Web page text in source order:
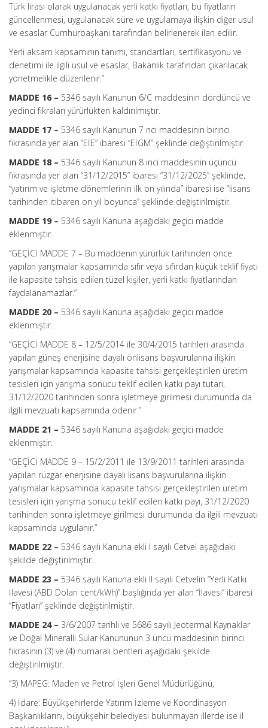
Türk lirası olarak uygulanacak yerli katkı fiyatları, bu fiyatların
güncellenmesi, uygulanacak süre ve uygulamaya ilişkin diğer usul
ve esaslar Cumhurbaşkanı tarafından belirlenerek ilan edilir.
Yerli aksam kapsamının tanımı, standartları, sertifikasyonu ve
denetimi ile ilgili usul ve esaslar, Bakanlık tarafından çıkarılacak
yönetmelikle düzenlenir.”
MADDE 16 – 5346 sayılı Kanunun 6/C maddesinin dördüncü ve
yedinci fıkraları yürürlükten kaldırılmıştır.
MADDE 17 – 5346 sayılı Kanunun 7 nci maddesinin birinci
fıkrasında yer alan “EİE” ibaresi “EİGM” şeklinde değiştirilmiştir.
MADDE 18 – 5346 sayılı Kanunun 8 inci maddesinin üçüncü
fıkrasında yer alan “31/12/2015” ibaresi “31/12/2025” şeklinde,
“yatırım ve işletme dönemlerinin ilk on yılında” ibaresi ise “lisans
tarihinden itibaren on yıl boyunca” şeklinde değiştirilmiştir.
MADDE 19 – 5346 sayılı Kanuna aşağıdaki geçici madde
eklenmiştir.
“GEÇİCİ MADDE 7 – Bu maddenin yürürlük tarihinden önce
yapılan yarışmalar kapsamında sıfır veya sıfırdan küçük teklif fiyatı
ile kapasite tahsis edilen tüzel kişiler, yerli katkı fiyatlarından
faydalanamazlar.”
MADDE 20 – 5346 sayılı Kanuna aşağıdaki geçici madde
eklenmiştir.
“GEÇİCİ MADDE 8 – 12/5/2014 ile 30/4/2015 tarihleri arasında
yapılan güneş enerjisine dayalı önlisans başvurularına ilişkin
yarışmalar kapsamında kapasite tahsisi gerçekleştirilen üretim
tesisleri için yarışma sonucu teklif edilen katkı payı tutarı,
31/12/2020 tarihinden sonra işletmeye girilmesi durumunda da
ilgili mevzuatı kapsamında ödenir.”
MADDE 21 – 5346 sayılı Kanuna aşağıdaki geçici madde
eklenmiştir.
“GEÇİCİ MADDE 9 – 15/2/2011 ile 13/9/2011 tarihleri arasında
yapılan rüzgar enerjisine dayalı lisans başvurularına ilişkin
yarışmalar kapsamında kapasite tahsisi gerçekleştirilen üretim
tesisleri için yarışma sonucu teklif edilen katkı payı, 31/12/2020
tarihinden sonra işletmeye girilmesi durumunda da ilgili mevzuatı
kapsamında uygulanır.”
MADDE 22 – 5346 sayılı Kanuna ekli I sayılı Cetvel aşağıdaki
şekilde değiştirilmiştir.
MADDE 23 – 5346 sayılı Kanuna ekli II sayılı Cetvelin “Yerli Katkı
İlavesi (ABD Doları cent/kWh)” başlığında yer alan “İlavesi” ibaresi
“Fiyatları” şeklinde değiştirilmiştir.
MADDE 24 – 3/6/2007 tarihli ve 5686 sayılı Jeotermal Kaynaklar
ve Doğal Mineralli Sular Kanununun 3 üncü maddesinin birinci
fıkrasının (3) ve (4) numaralı bentleri aşağıdaki şekilde
değiştirilmiştir.
“3) MAPEG: Maden ve Petrol İşleri Genel Müdürlüğünü,
4) İdare: Büyükşehirlerde Yatırım İzleme ve Koordinasyon
Başkanlıklarını, büyükşehir belediyesi bulunmayan illerde ise il